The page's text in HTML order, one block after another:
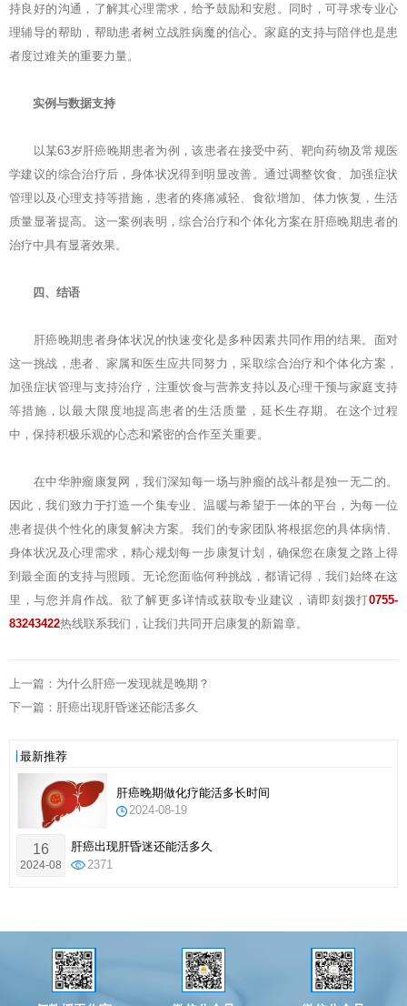
持良好的沟通，了解其心理需求，给予鼓励和安慰。同时，可寻求专业心
理辅导的帮助，帮助患者树立战胜病魔的信心。家庭的支持与陪伴也是患
者度过难关的重要力量。
实例与数据支持
以某63岁肝癌晚期患者为例，该患者在接受中药、靶向药物及常规医
学建议的综合治疗后，身体状况得到明显改善。通过调整饮食、加强症状
管理以及心理支持等措施，患者的疼痛减轻、食欲增加、体力恢复，生活
质量显著提高。这一案例表明，综合治疗和个体化方案在肝癌晚期患者的
治疗中具有显著效果。
四、结语
肝癌晚期患者身体状况的快速变化是多种因素共同作用的结果。面对
这一挑战，患者、家属和医生应共同努力，采取综合治疗和个体化方案，
加强症状管理与支持治疗，注重饮食与营养支持以及心理干预与家庭支持
等措施，以最大限度地提高患者的生活质量，延长生存期。在这个过程
中，保持积极乐观的心态和紧密的合作至关重要。
在中华肿瘤康复网 ，我们深知每一场与肿瘤的战斗都是独一无二的。
因此，我们致力于打造一个集专业、温暖与希望于一体的平台，为每一位
患者提供个性化的康复解决方案。我们的专家团队将根据您的具体病情、
身体状况及心理需求，精心规划每一步康复计划，确保您在康复之路上得
到最全面的支持与照顾。无论您面临何种挑战，都请记得，我们始终在这
里，与您并肩作战。欲了解更多详情或获取专业建议，请即刻拨打0755-
83243422热线联系我们，让我们共同开启康复的新篇章。
上一篇：为什么肝癌一发现就是晚期？
下一篇：肝癌出现肝昏迷还能活多久
最新推荐
肝癌晚期做化疗能活多长时间
2024-08-19
16
2024-08
肝癌出现肝昏迷还能活多久
2371